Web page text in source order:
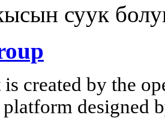
суук
created by the
platform designed